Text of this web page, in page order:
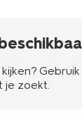
je zoekt.